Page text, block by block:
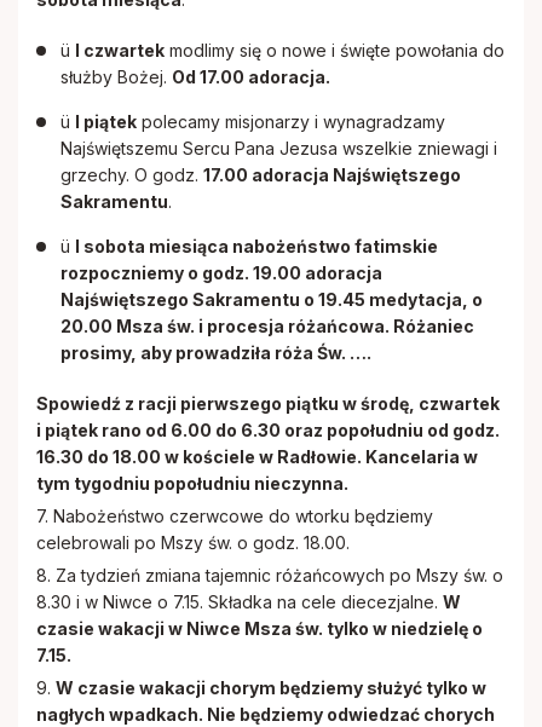
ü I czwartek modlimy się o nowe i święte powołania do
służby Bożej. Od 17.00 adoracja.
ü I piątek polecamy misjonarzy i wynagradzamy
Najświętszemu Sercu Pana Jezusa wszelkie zniewagi i
grzechy. O godz. 17.00 adoracja Najświętszego
Sakramentu.
ü I sobota miesiąca nabożeństwo fatimskie
rozpoczniemy o godz. 19.00 adoracja
Najświętszego Sakramentu o 19.45 medytacja, o
20.00 Msza św. i procesja różańcowa. Różaniec
prosimy, aby prowadziła róża Św. ….
Spowiedź z racji pierwszego piątku w środę, czwartek
i piątek rano od 6.00 do 6.30 oraz popołudniu od godz.
16.30 do 18.00 w kościele w Radłowie. Kancelaria w
tym tygodniu popołudniu nieczynna.
7. Nabożeństwo czerwcowe do wtorku będziemy
celebrowali po Mszy św. o godz. 18.00.
8. Za tydzień zmiana tajemnic różańcowych po Mszy św. o
8.30 i w Niwce o 7.15. Składka na cele diecezjalne. W
czasie wakacji w Niwce Msza św. tylko w niedzielę o
7.15.
9. W czasie wakacji chorym będziemy służyć tylko w
nagłych wpadkach. Nie będziemy odwiedzać chorych